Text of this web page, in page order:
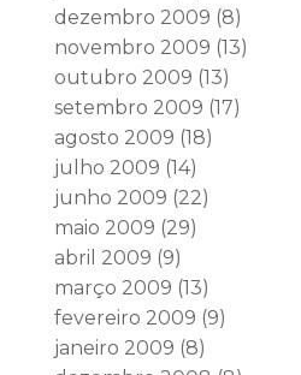
dezembro 2009 (8)
novembro 2009 (13)
outubro 2009 (13)
setembro 2009 (17)
agosto 2009 (18)
julho 2009 (14)
junho 2009 (22)
maio 2009 (29)
abril 2009 (9)
março 2009 (13)
fevereiro 2009 (9)
janeiro 2009 (8)